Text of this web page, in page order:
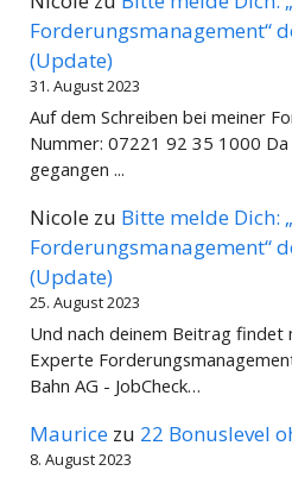
Forderungsmanagement“
(Update)
31. August 2023
Auf dem Schreiben bei meiner
Nummer: 07221 92 35 1000
gegangen ...
Nicole zu Bitte melde Dich:
Forderungsmanagement“
(Update)
25. August 2023
Und nach deinem Beitrag findet
Experte
Bahn AG - JobCheck…
Maurice zu 22 Bonuslevel
8. August 2023